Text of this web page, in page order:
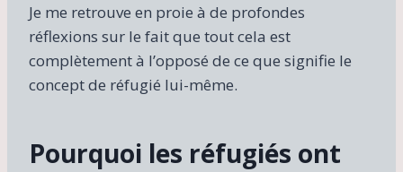
Je me retrouve en proie à de profondes
réflexions sur le fait que tout cela est
complètement à l’opposé de ce que signifie le
concept de réfugié lui-même.
Pourquoi les réfugiés ont